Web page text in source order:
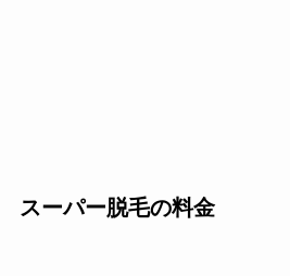
スーパー脱毛の料金